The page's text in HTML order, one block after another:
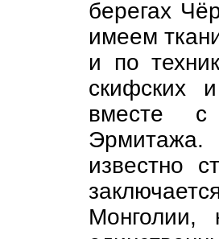
берегах
имеем
и по
скифских
вместе с
Эрмитажа.
известно
Монголии,